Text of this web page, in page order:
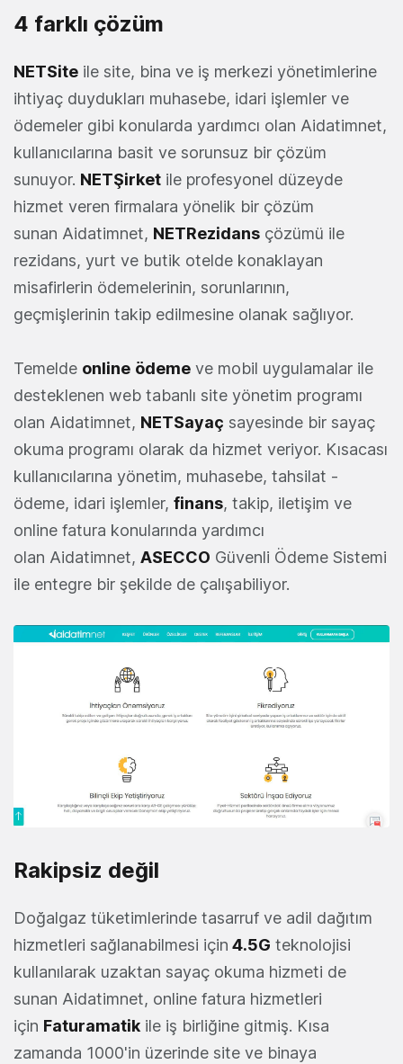
4 farklı çözüm
NETSite ile site, bina ve iş merkezi yönetimlerine
ihtiyaç duydukları muhasebe, idari işlemler ve
ödemeler gibi konularda yardımcı olan Aidatimnet,
kullanıcılarına basit ve sorunsuz bir çözüm
sunuyor. NETŞirket ile profesyonel düzeyde
hizmet veren firmalara yönelik bir çözüm
sunan Aidatimnet, NETRezidans çözümü ile
rezidans, yurt ve butik otelde konaklayan
misafirlerin ödemelerinin, sorunlarının,
geçmişlerinin takip edilmesine olanak sağlıyor.
Temelde online ödeme ve mobil uygulamalar ile
desteklenen web tabanlı site yönetim programı
olan Aidatimnet, NETSayaç sayesinde bir sayaç
okuma programı olarak da hizmet veriyor. Kısacası
kullanıcılarına yönetim, muhasebe, tahsilat -
ödeme, idari işlemler, finans, takip, iletişim ve
online fatura konularında yardımcı
olan Aidatimnet, ASECCO Güvenli Ödeme Sistemi
ile entegre bir şekilde de çalışabiliyor.
Rakipsiz değil
Doğalgaz tüketimlerinde tasarruf ve adil dağıtım
hizmetleri sağlanabilmesi için 4.5G teknolojisi
kullanılarak uzaktan sayaç okuma hizmeti de
sunan Aidatimnet, online fatura hizmetleri
için Faturamatik ile iş birliğine gitmiş. Kısa
zamanda 1000'in üzerinde site ve binaya